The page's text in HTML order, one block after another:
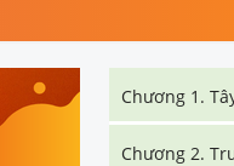
Chương 2.